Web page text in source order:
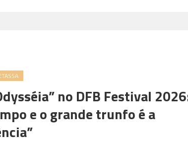
no DFB Festival
e o grande trunfo é a